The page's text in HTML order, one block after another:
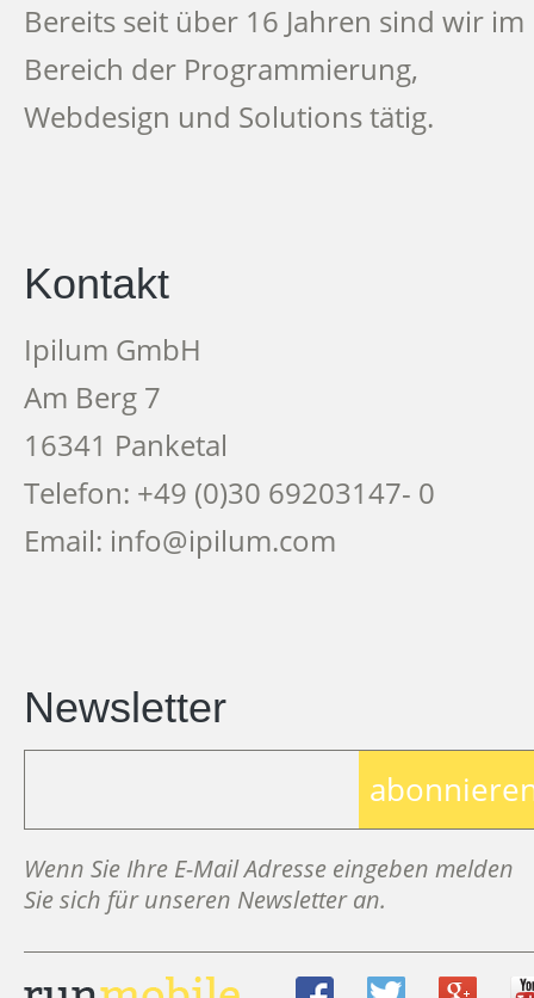
Bereits seit über 16 Jahren sind wir im
Bereich der Programmierung,
Webdesign und Solutions tätig.
Kontakt
Ipilum GmbH
Am Berg 7
16341 Panketal
Telefon: +49 (0)30 69203147- 0
Email: info@ipilum.com
Newsletter
Wenn Sie Ihre E-Mail Adresse eingeben melden
Sie sich für unseren Newsletter an.